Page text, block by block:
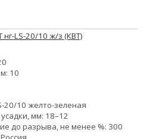
LS-20/10 ж/з (КВТ)
10
20/10 желто-зеленая
мм: 18–12
до разрыва, не менее %: 300